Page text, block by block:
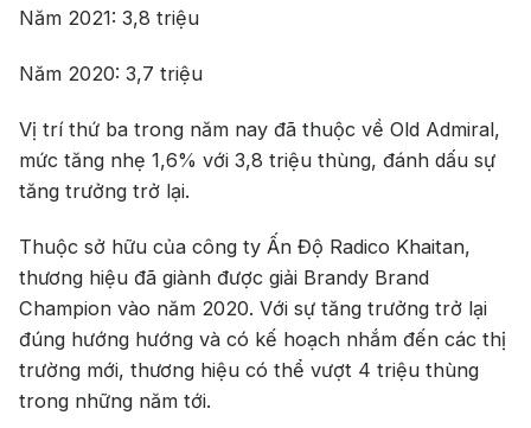
Năm 2021: 3,8 triệu
Năm 2020: 3,7 triệu
Vị trí thứ ba trong năm nay đã thuộc về Old Admiral,
mức tăng nhẹ 1,6% với 3,8 triệu thùng, đánh dấu sự
tăng trưởng trở lại.
Thuộc sở hữu của công ty Ấn Độ Radico Khaitan,
thương hiệu đã giành được giải Brandy Brand
Champion vào năm 2020. Với sự tăng trưởng trở lại
đúng hướng hướng và có kế hoạch nhắm đến các thị
trường mới, thương hiệu có thể vượt 4 triệu thùng
trong những năm tới.